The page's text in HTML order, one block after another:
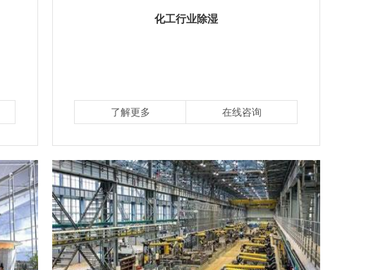
化工行业除湿
了解更多 在线咨询